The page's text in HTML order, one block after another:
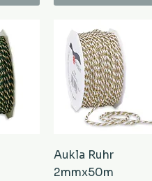
Aukla Ruhr
2mmx50m